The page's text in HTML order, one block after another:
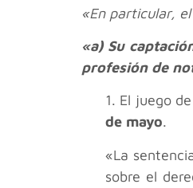
«En particular,
«a) Su
profesión de
1. El juego
de mayo.
«La
sobre el